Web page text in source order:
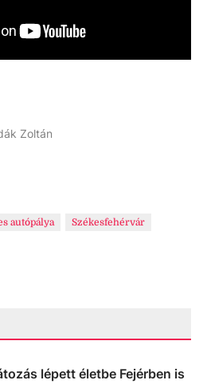
Zoltán
autópálya Székesfehérvár
lépett életbe Fejérben is